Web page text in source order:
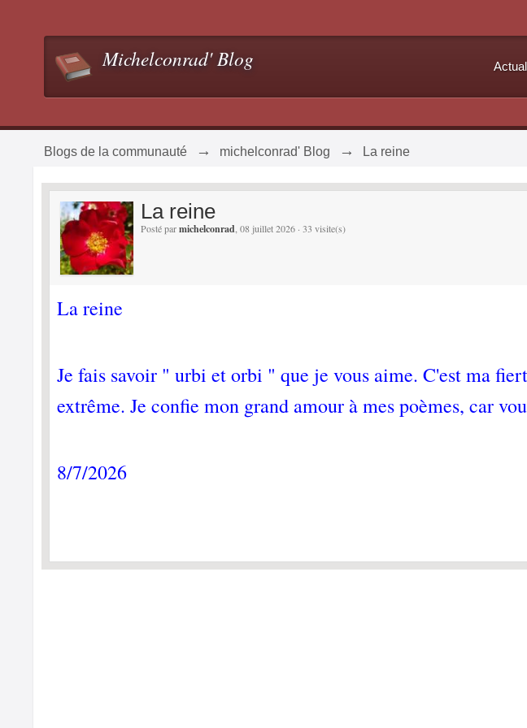
Michelconrad' Blog
Blogs de la communauté → michelconrad' Blog → La reine
La reine
Posté parmichelconrad , 08 juillet 2026 · 33 visite(s)
La reine
Je fais savoir " urbi et orbi " que je vous aime. C'est ma
extrême. Je confie mon grand amour à mes poèmes, car
8/7/2026